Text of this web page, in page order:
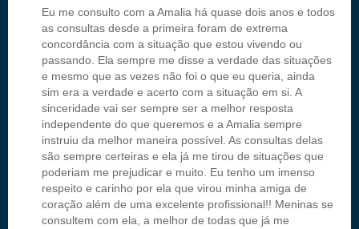
Eu me consulto com a Amalia há quase dois anos e todos
as consultas desde a primeira foram de extrema
concordância com a situação que estou vivendo ou
passando. Ela sempre me disse a verdade das situações
e mesmo que as vezes não foi o que eu queria, ainda
sim era a verdade e acerto com a situação em si. A
sinceridade vai ser sempre ser a melhor resposta
independente do que queremos e a Amalia sempre
instruiu da melhor maneira possível. As consultas delas
são sempre certeiras e ela já me tirou de situações que
poderiam me prejudicar e muito. Eu tenho um imenso
respeito e carinho por ela que virou minha amiga de
coração além de uma excelente profissional!! Meninas se
consultem com ela, a melhor de todas que já me